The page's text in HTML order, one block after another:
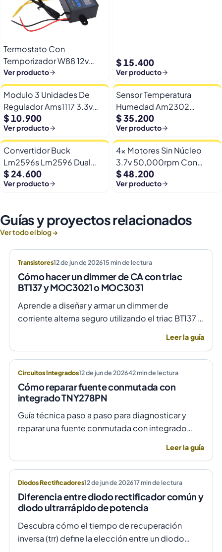
Termostato Con
Temporizador W88 12v
Automatico Frio Calor
Ver producto
$ 15.400
Ver producto
Modulo 3 Unidades De
Regulador Ams1117 3.3v
Yp-8 Con Pines
$ 10.900
Ver producto
Sensor Temperatura
Humedad Am2302
Dht22/am2302 Digital
Esp32
$ 35.200
Ver producto
Convertidor Buck
Lm2596s Lm2596 Dual
Usb 9-36v A 5v Dc Jack
$ 24.600
Ver producto
4x Motores Sin Núcleo
3.7v 50,000rpm Con
Helices Micro Fpv
$ 48.200
Ver producto
Guías y proyectos relacionados
Ver todo el blog →
Transistores12 de jun de 202615min de lectura
Cómo hacer un dimmer de CA con triac
BT137 y MOC3021 o MOC3031
Aprende a diseñar y armar un dimmer de
corriente alterna seguro utilizando el triac BT137 y
Leer la guía
Circuitos Integrados12 de jun de 202642min de lectura
Cómo reparar fuente conmutada con
integrado TNY278PN
Guía técnica paso a paso para diagnosticar y
reparar una fuente conmutada con integrado
Leer la guía
Diodos Rectificadores12 de jun de 202617min de lectura
Diferencia entre diodo rectificador común y
diodo ultrarrápido de potencia
Descubra cómo el tiempo de recuperación
inversa (trr) define la elección entre un diodo